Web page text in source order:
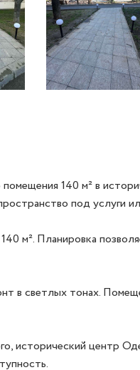
140 м² в
под услуги
м². Планировка
в светлых тонах.
исторический центр